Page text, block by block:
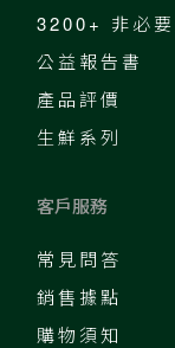
3200+ 非必
公益報告書
產品評價
生鮮系列
客戶服務
常見問答
銷售據點
購物須知